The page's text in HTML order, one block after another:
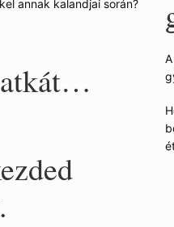
annak kalandjai során?